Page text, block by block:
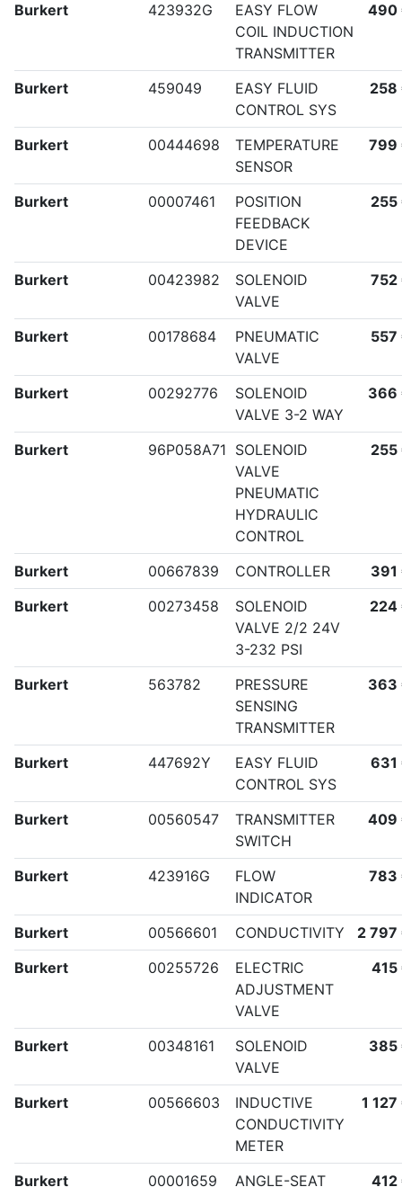
Burkert 423932G
EASY FLOW
COIL INDUCTION
TRANSMITTER
490
Burkert 459049
EASY FLUID
CONTROL SYS
258
Burkert 00444698
TEMPERATURE
SENSOR
799
Burkert 00007461
POSITION
FEEDBACK
DEVICE
255
Burkert 00423982
SOLENOID
VALVE
752
Burkert 00178684
PNEUMATIC
VALVE
557
Burkert 00292776
SOLENOID
VALVE 3-2 WAY
366
Burkert 96P058A71 SOLENOID
VALVE
PNEUMATIC
HYDRAULIC
CONTROL
255
Burkert 00667839 CONTROLLER
391
Burkert
00273458
SOLENOID
VALVE 2/2 24V
3-232 PSI
224
Burkert 563782
PRESSURE
SENSING
TRANSMITTER
363
Burkert 447692Y
EASY FLUID
CONTROL SYS
631
Burkert 00560547
TRANSMITTER
SWITCH
409
Burkert 423916G
FLOW
INDICATOR
783
Burkert 00566601 CONDUCTIVITY
2 797
Burkert
00255726
ELECTRIC
ADJUSTMENT
VALVE
415
Burkert 00348161
SOLENOID
VALVE
385
Burkert 00566603
INDUCTIVE
CONDUCTIVITY
METER
1 127
Burkert 00001659
ANGLE-SEAT
412